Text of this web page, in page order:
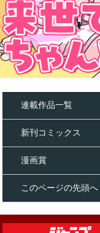
連載作品一覧
新刊コミックス
漫画賞
このページの先頭へ